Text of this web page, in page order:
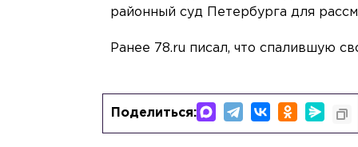
районный суд Петербурга для
Ранее 78.ru писал, что спалившую
Поделиться: